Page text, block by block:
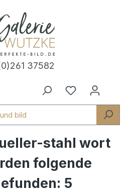
37582
stahl wort
folgende
5